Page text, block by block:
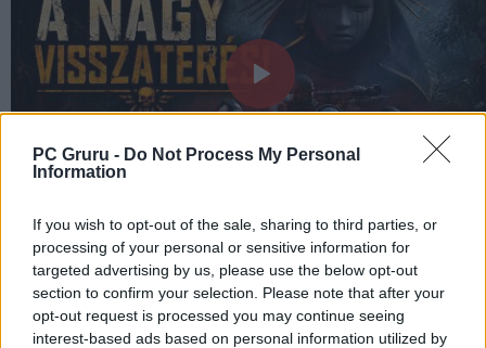
PC Gruru - Do Not Process My Personal
Information
If you wish to opt-out of the sale, sharing to third parties, or
processing of your personal or sensitive information for
targeted advertising by us, please use the below opt-out
section to confirm your selection. Please note that after your
opt-out request is processed you may continue seeing
interest-based ads based on personal information utilized by